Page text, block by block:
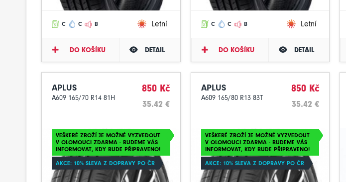
C C B Letní
DO KOŠÍKU DETAIL
C C B Letní
DO KOŠÍKU DETAIL
APLUS
A609 165/70 R14 81H
850 Kč
35.42 €
VEŠKERÉ ZBOŽÍ JE MOŽNÉ VYZVEDOUT
V OLOMOUCI ZDARMA - BUDEME VÁS
INFORMOVAT, KDY BUDE PŘIPRAVENO!
AKCE: 10% SLEVA Z DOPRAVY PO ČR
APLUS
A609 165/80 R13 83T
850 Kč
35.42 €
VEŠKERÉ ZBOŽÍ JE MOŽNÉ VYZVEDOUT
V OLOMOUCI ZDARMA - BUDEME VÁS
INFORMOVAT, KDY BUDE PŘIPRAVENO!
AKCE: 10% SLEVA Z DOPRAVY PO ČR